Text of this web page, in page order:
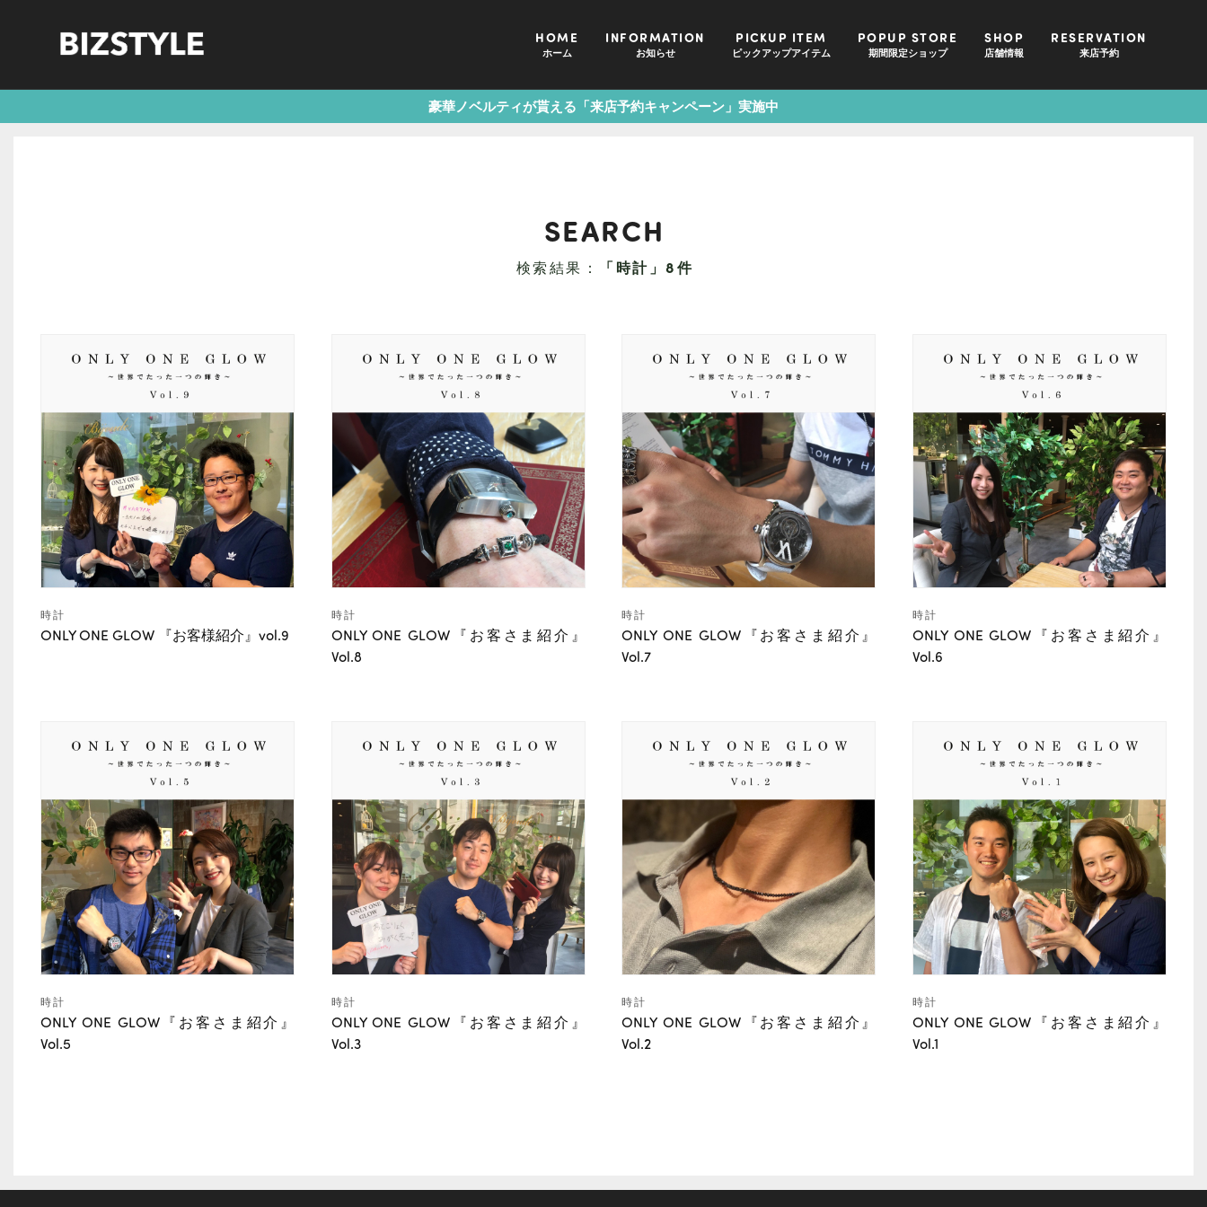
HOME
ホーム
INFORMATION
お知らせ
PICKUP ITEM
ピックアップアイテム
POPUP STORE
期間限定ショップ
SHOP
店舗情報
RESERVATION
来店予約
豪華ノベルティが貰える「来店予約キャンペーン」実施中
SEARCH
検索結果： 「時計」8件
時計
ONLY ONE GLOW 『お客様紹介』vol.9
時計
ONLY ONE GLOW『お客さま紹介』
Vol.8
時計
ONLY ONE GLOW『お客さま紹介』
Vol.7
時計
ONLY ONE GLOW『お客さま紹介』
Vol.6
時計
ONLY ONE GLOW『お客さま紹介』
Vol.5
時計
ONLY ONE GLOW『お客さま紹介』
Vol.3
時計
ONLY ONE GLOW『お客さま紹介』
Vol.2
時計
ONLY ONE GLOW『お客さま紹介』
Vol.1